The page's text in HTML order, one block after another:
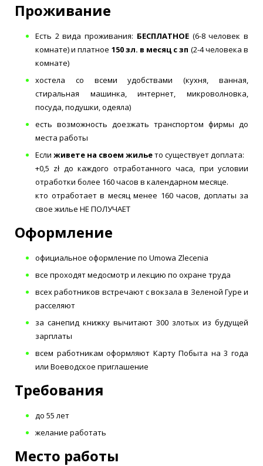
Проживание
Есть 2 вида проживания: БЕСПЛАТНОЕ (6-8 человек в
комнате) и платное 150 зл. в месяц с зп (2-4 человека в
комнате)
хостела со всеми удобствами (кухня, ванная,
стиральная машинка, интернет, микроволновка,
посуда, подушки, одеяла)
есть возможность доезжать транспортом фирмы до
места работы
Если живете на своем жильето существует доплата:
+0,5 zł до каждого отработанного часа, при условии
отработки более 160 часов в календарном месяце.
кто отработает в месяц менее 160 часов, доплаты за
свое жилье НЕ ПОЛУЧАЕТ
Оформление
официальное оформление по Umowa Zlecenia
все проходят медосмотр и лекцию по охране труда
всех работников встречают с вокзала в Зеленой Гуре и
расселяют
за санепид книжку вычитают 300 злотых из будущей
зарплаты
всем работникам оформляют Карту Побыта на 3 года
или Воеводское приглашение
Требования
до 55 лет
желание работать
Место работы